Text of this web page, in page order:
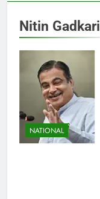
Nitin Gadkari
NATIONAL